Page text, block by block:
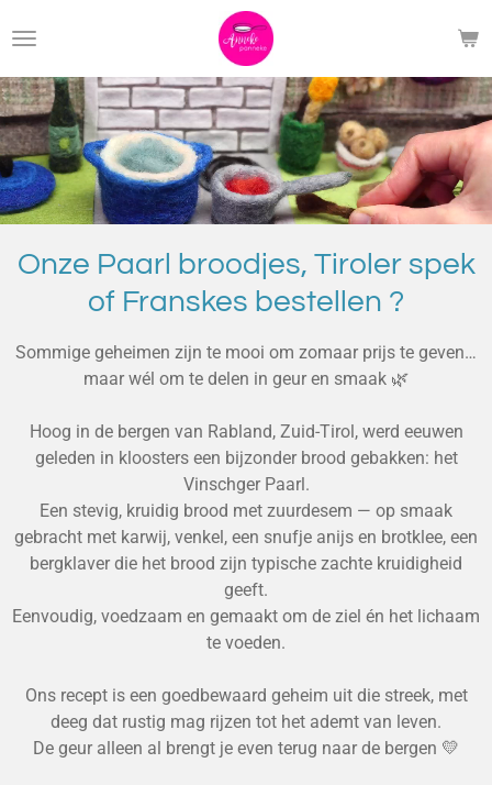
direct
naar
de
hoofdinhoud
Onze Paarl broodjes, Tiroler spek
of Franskes bestellen ?
Sommige geheimen zijn te mooi om zomaar prijs te geven…
maar wél om te delen in geur en smaak 🌿
Hoog in de bergen van Rabland, Zuid-Tirol, werd eeuwen
geleden in kloosters een bijzonder brood gebakken: het
Vinschger Paarl.
Een stevig, kruidig brood met zuurdesem — op smaak
gebracht met karwij, venkel, een snufje anijs en brotklee, een
bergklaver die het brood zijn typische zachte kruidigheid
geeft.
Eenvoudig, voedzaam en gemaakt om de ziel én het lichaam
te voeden.
Ons recept is een goedbewaard geheim uit die streek, met
deeg dat rustig mag rijzen tot het ademt van leven.
De geur alleen al brengt je even terug naar de bergen 💛